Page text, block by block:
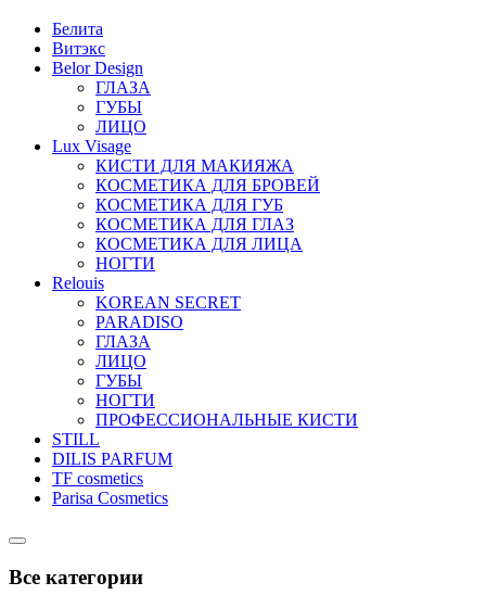
Белита
Витэкс
Belor Design
ГЛАЗА
ГУБЫ
ЛИЦО
Lux Visage
КИСТИ ДЛЯ МАКИЯЖА
КОСМЕТИКА ДЛЯ БРОВЕЙ
КОСМЕТИКА ДЛЯ ГУБ
КОСМЕТИКА ДЛЯ ГЛАЗ
КОСМЕТИКА ДЛЯ ЛИЦА
НОГТИ
Relouis
KOREAN SECRET
PARADISO
ГЛАЗА
ЛИЦО
ГУБЫ
НОГТИ
ПРОФЕССИОНАЛЬНЫЕ КИСТИ
STILL
DILIS PARFUM
TF cosmetics
Parisa Cosmetics
Catalog
Все категории